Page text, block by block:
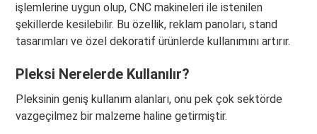
işlemlerine uygun olup, CNC makineleri ile istenilen
şekillerde kesilebilir. Bu özellik, reklam panoları, stand
tasarımları ve özel dekoratif ürünlerde kullanımını artırır.
Pleksi Nerelerde Kullanılır?
Pleksinin geniş kullanım alanları, onu pek çok sektörde
vazgeçilmez bir malzeme haline getirmiştir.